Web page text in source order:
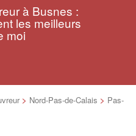
à Busnes :
les meilleurs
moi
> Nord-Pas-de-Calais > Pas-